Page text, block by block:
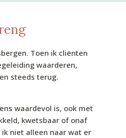
Toen ik cliënten
waarderen,
steeds terug.
waardevol is, ook met
kwetsbaar of onaf
niet alleen naar wat er